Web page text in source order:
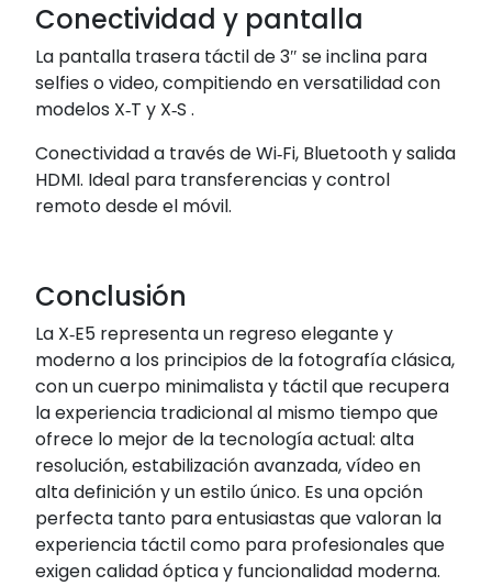
Conectividad y pantalla
La pantalla trasera táctil de 3″ se inclina para
selfies o video, compitiendo en versatilidad con
modelos X‑T y X‑S .
Conectividad a través de Wi‑Fi, Bluetooth y salida
HDMI. Ideal para transferencias y control
remoto desde el móvil.
Conclusión
La X‑E5 representa un regreso elegante y
moderno a los principios de la fotografía clásica,
con un cuerpo minimalista y táctil que recupera
la experiencia tradicional al mismo tiempo que
ofrece lo mejor de la tecnología actual: alta
resolución, estabilización avanzada, vídeo en
alta definición y un estilo único. Es una opción
perfecta tanto para entusiastas que valoran la
experiencia táctil como para profesionales que
exigen calidad óptica y funcionalidad moderna.